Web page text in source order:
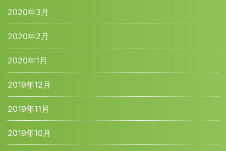
2020年3月
2020年2月
2020年1月
2019年12月
2019年11月
2019年10月